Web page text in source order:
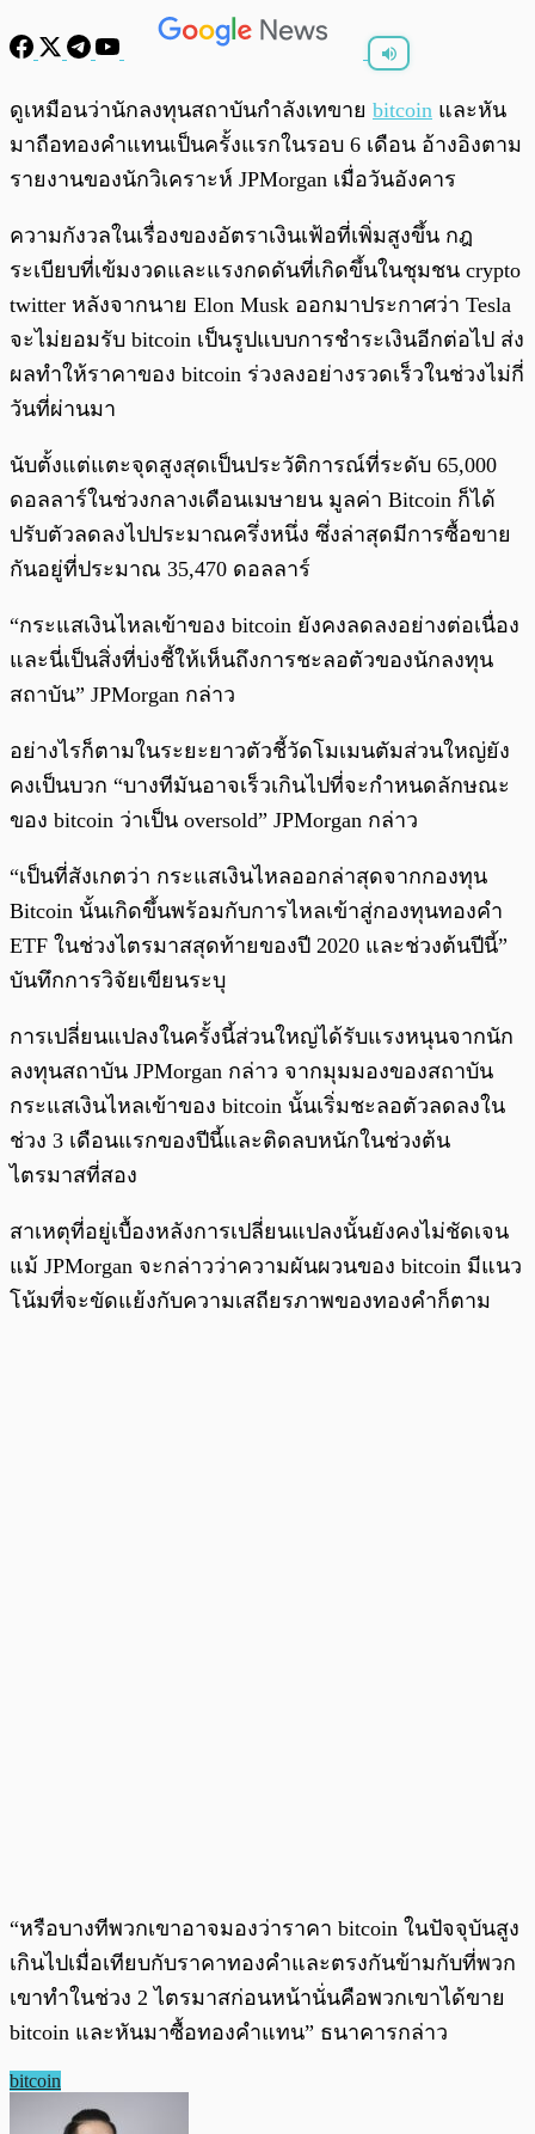
พร้อมเล่น
ดูเหมือนว่านักลงทุนสถาบันกำลังเทขาย bitcoin และหัน
มาถือทองคำแทนเป็นครั้งแรกในรอบ 6 เดือน อ้างอิงตาม
รายงานของนักวิเคราะห์ JPMorgan เมื่อวันอังคาร
ความกังวลในเรื่องของอัตราเงินเฟ้อที่เพิ่มสูงขึ้น กฎ
ระเบียบที่เข้มงวดและแรงกดดันที่เกิดขึ้นในชุมชน crypto
twitter หลังจากนาย Elon Musk ออกมาประกาศว่า Tesla
จะไม่ยอมรับ bitcoin เป็นรูปแบบการชำระเงินอีกต่อไป ส่ง
ผลทำให้ราคาของ bitcoin ร่วงลงอย่างรวดเร็วในช่วงไม่กี่
วันที่ผ่านมา
นับตั้งแต่แตะจุดสูงสุดเป็นประวัติการณ์ที่ระดับ 65,000
ดอลลาร์ในช่วงกลางเดือนเมษายน มูลค่า Bitcoin ก็ได้
ปรับตัวลดลงไปประมาณครึ่งหนึ่ง ซึ่งล่าสุดมีการซื้อขาย
กันอยู่ที่ประมาณ 35,470 ดอลลาร์
“กระแสเงินไหลเข้าของ bitcoin ยังคงลดลงอย่างต่อเนื่อง
และนี่เป็นสิ่งที่บ่งชี้ให้เห็นถึงการชะลอตัวของนักลงทุน
สถาบัน” JPMorgan กล่าว
อย่างไรก็ตามในระยะยาวตัวชี้วัดโมเมนตัมส่วนใหญ่ยัง
คงเป็นบวก “บางทีมันอาจเร็วเกินไปที่จะกำหนดลักษณะ
ของ bitcoin ว่าเป็น oversold” JPMorgan กล่าว
“เป็นที่สังเกตว่า กระแสเงินไหลออกล่าสุดจากกองทุน
Bitcoin นั้นเกิดขึ้นพร้อมกับการไหลเข้าสู่กองทุนทองคำ
ETF ในช่วงไตรมาสสุดท้ายของปี 2020 และช่วงต้นปีนี้”
บันทึกการวิจัยเขียนระบุ
การเปลี่ยนแปลงในครั้งนี้ส่วนใหญ่ได้รับแรงหนุนจากนัก
ลงทุนสถาบัน JPMorgan กล่าว จากมุมมองของสถาบัน
กระแสเงินไหลเข้าของ bitcoin นั้นเริ่มชะลอตัวลดลงใน
ช่วง 3 เดือนแรกของปีนี้และติดลบหนักในช่วงต้น
ไตรมาสที่สอง
สาเหตุที่อยู่เบื้องหลังการเปลี่ยนแปลงนั้นยังคงไม่ชัดเจน
แม้ JPMorgan จะกล่าวว่าความผันผวนของ bitcoin มีแนว
โน้มที่จะขัดแย้งกับความเสถียรภาพของทองคำก็ตาม
“หรือบางทีพวกเขาอาจมองว่าราคา bitcoin ในปัจจุบันสูง
เกินไปเมื่อเทียบกับราคาทองคำและตรงกันข้ามกับที่พวก
เขาทำในช่วง 2 ไตรมาสก่อนหน้านั่นคือพวกเขาได้ขาย
bitcoin และหันมาซื้อทองคำแทน” ธนาคารกล่าว
bitcoin